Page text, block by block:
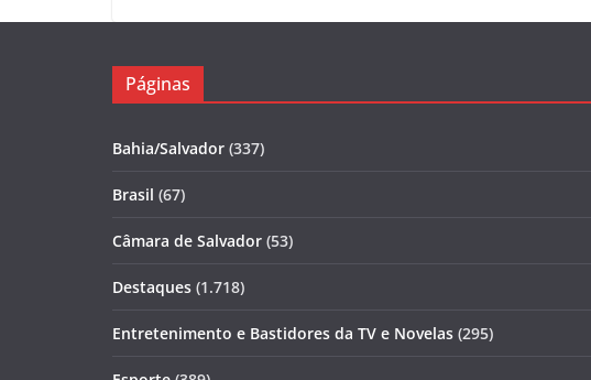
Páginas
Bahia/Salvador (337)
Brasil (67)
Câmara de Salvador (53)
Destaques (1.718)
Entretenimento e Bastidores da TV e Novelas (295)